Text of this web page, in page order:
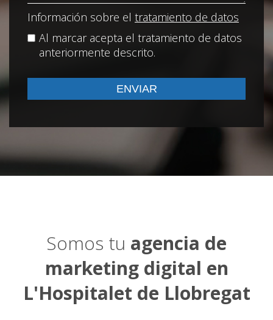
Información sobre el tratamiento de datos
Al marcar acepta el tratamiento de datos
anteriormente descrito.
Somos tu agencia de
marketing digital en
L'Hospitalet de Llobregat